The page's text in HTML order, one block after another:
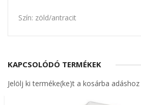
Szín: zöld/antracit
KAPCSOLÓDÓ TERMÉKEK
Jelölj ki terméke(ke)t a kosárba adáshoz